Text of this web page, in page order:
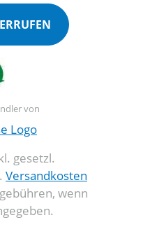
von
gesetzl.
Versandkosten
wenn